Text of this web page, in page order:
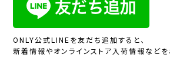
ONLY公式LINEを友だち追加すると、
新着情報やオンラインストア入荷情報などを